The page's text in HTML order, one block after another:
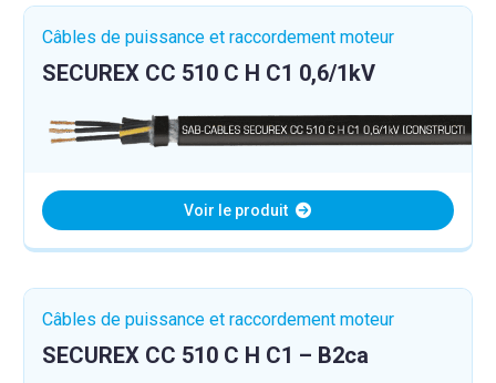
Câbles de puissance et raccordement moteur
SECUREX CC 510 C H C1 0,6/1kV
Voir le produit
Câbles de puissance et raccordement moteur
SECUREX CC 510 C H C1 – B2ca